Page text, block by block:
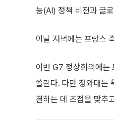
능(AI) 정책 비전과 글
이날 저녁에는 프랑스
이번 G7 정상회의에는
쏠린다. 다만 청와대는
결하는 데 초점을 맞추